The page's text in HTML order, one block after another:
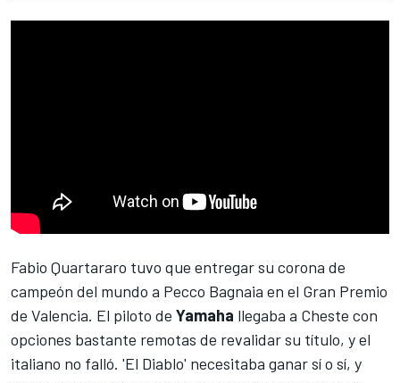
Fabio Quartararo tuvo que entregar su corona de
campeón del mundo a Pecco Bagnaia en el Gran Premio
de Valencia. El piloto de Yamaha llegaba a Cheste con
opciones bastante remotas de revalidar su título, y el
italiano no falló. 'El Diablo' necesitaba ganar sí o sí, y